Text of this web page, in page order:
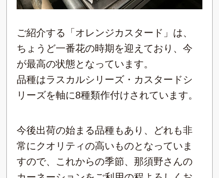
ご紹介する「オレンジカスタード」は、
ちょうど一番花の時期を迎えており、今
が最高の状態となっています。
品種はラスカルシリーズ・カスタードシ
リーズを軸に8種類作付けされています。
今後出荷の始まる品種もあり、どれも非
常にクオリティの高いものとなっていま
すので、これからの季節、那須野さんの